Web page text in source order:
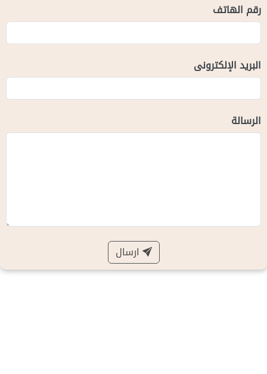
رقم الهاتف
البريد الإلكترونى
الرسالة
ارسال